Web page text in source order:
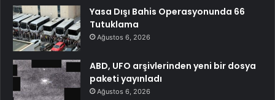
Yasa Dışı Bahis Operasyonunda 66
Tutuklama
Ağustos 6, 2026
ABD, UFO arşivlerinden yeni bir dosya
paketi yayınladı
Ağustos 6, 2026